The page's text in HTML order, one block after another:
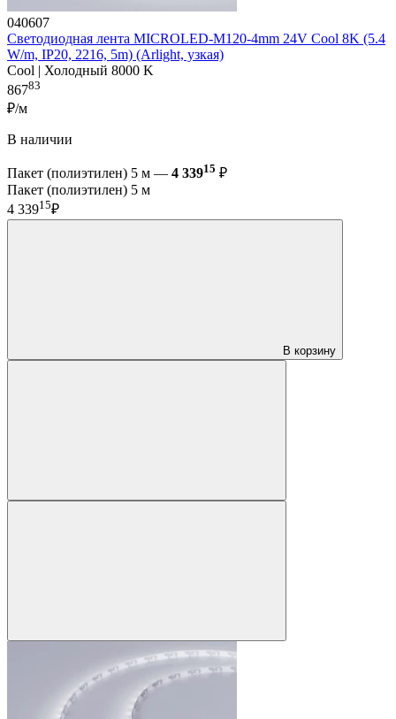
040607
Светодиодная лента MICROLED-M120-4mm 24V Cool 8K (5.4
W/m, IP20, 2216, 5m) (Arlight, узкая)
Cool | Холодный 8000 K
86783
₽/м
В наличии
Пакет (полиэтилен) 5 м — 4 33915 ₽
Пакет (полиэтилен) 5 м
4 33915₽
В корзину